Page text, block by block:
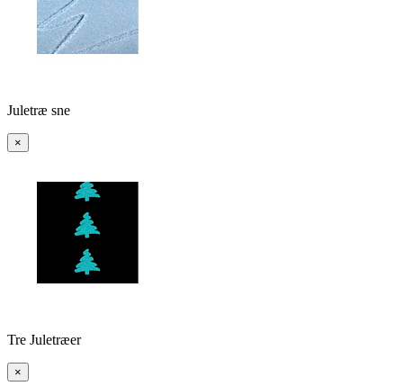
Juletræ sne
×
Tre Juletræer
×